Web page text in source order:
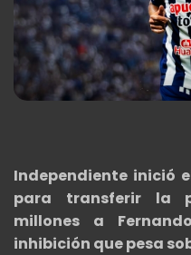
Independiente inició
para transferir la
millones a
inhibición que pesa